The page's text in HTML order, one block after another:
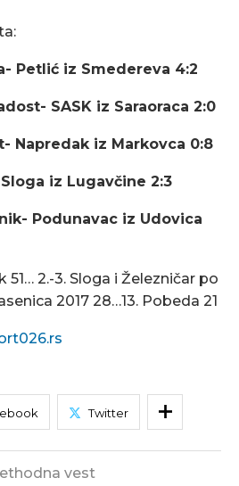
Petlić iz Smedereva 4:2
SASK iz Saraoraca 2:0
Napredak iz Markovca 0:8
iz Lugavčine 2:3
Podunavac iz Udovica
51… 2.-3. Sloga i Železničar po
2017 28…13. Pobeda 21
Twitter
vest